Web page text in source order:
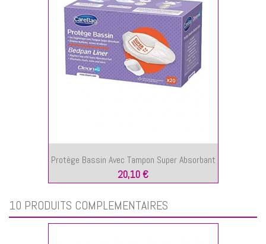
Protège Bassin Avec Tampon Super Absorbant
20,10 €
10 PRODUITS COMPLÉMENTAIRES